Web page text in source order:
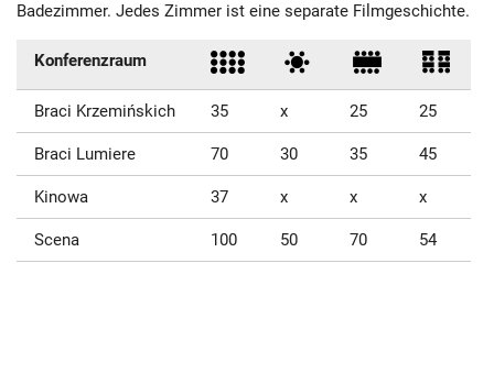
Badezimmer. Jedes Zimmer ist eine separate Filmgeschichte.
Konferenzraum
Braci Krzemińskich 35 x 25 25
Braci Lumiere 70 30 35 45
Kinowa 37 x x x
Scena 100 50 70 54